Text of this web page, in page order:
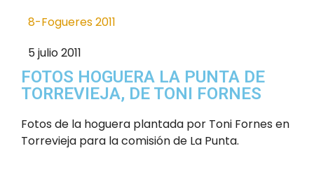
8-Fogueres 2011
5 julio 2011
FOTOS HOGUERA LA PUNTA DE
TORREVIEJA, DE TONI FORNES
Fotos de la hoguera plantada por Toni Fornes en
Torrevieja para la comisión de La Punta.